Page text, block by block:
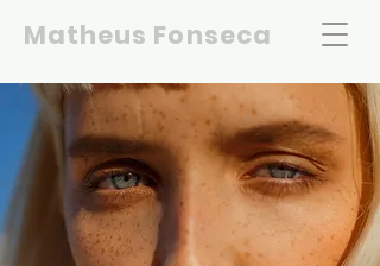
Matheus Fonseca